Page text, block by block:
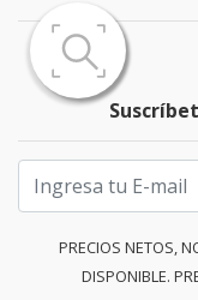
PRECIOS NETOS,
DISPONIBLE.